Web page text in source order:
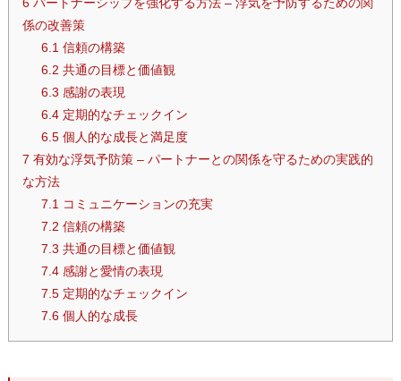
係の改善策
6.1 信頼の構築
6.2 共通の目標と価値観
6.3 感謝の表現
6.4定期的なチェックイン
6.5個人的な成長と満足度
7 有効な浮気予防策 – パートナーとの関係を守るための実践的
な方法
7.1 コミュニケーションの充実
7.2 信頼の構築
7.3 共通の目標と価値観
7.4感謝と愛情の表現
7.5定期的なチェックイン
7.6個人的な成長